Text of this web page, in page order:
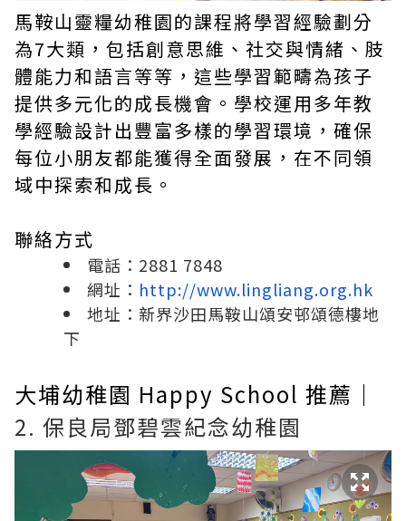
馬鞍山靈糧幼稚園的課程將學習經驗劃分
為7大類，包括創意思維、社交與情緒、肢
體能力和語言等等，這些學習範疇為孩子
提供多元化的成長機會。學校運用多年教
學經驗設計出豐富多樣的學習環境，確保
每位小朋友都能獲得全面發展，在不同領
域中探索和成長。
聯絡方式
電話：2881 7848
網址： http://www.lingliang.org.hk
地址：新界沙田馬鞍山頌安邨頌德樓地
下
大埔幼稚園 Happy School 推薦｜
2. 保良局鄧碧雲紀念幼稚園